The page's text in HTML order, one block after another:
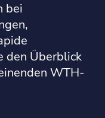
bei
den Überblick
WTH-